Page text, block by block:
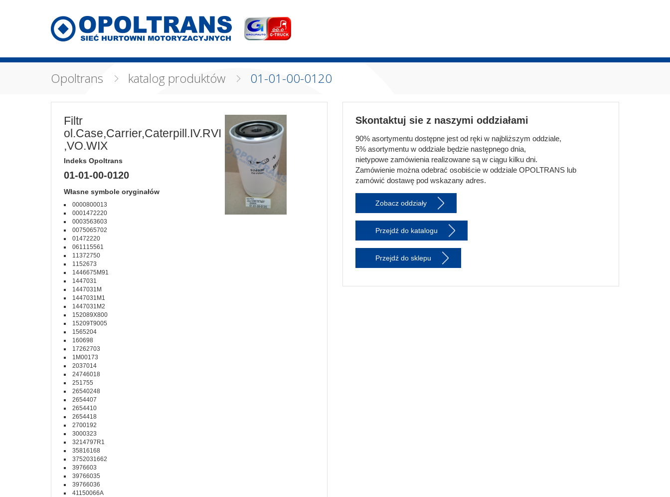
Opoltrans katalog produktów 01-01-00-0120
Filtr
ol.Case,Carrier,Caterpill.IV.RVI
,VO.WIX
Indeks Opoltrans
01-01-00-0120
Własne symbole oryginałów
0000800013
0001472220
0003563603
0075065702
01472220
061115561
11372750
1152673
1446675M91
1447031
1447031M
1447031M1
1447031M2
152089X800
15209T9005
1565204
160698
17262703
1M00173
2037014
24746018
251755
26540248
2654407
2654410
2654418
2700192
3000323
3214797R1
35816168
3752031662
3976603
39766035
39766036
41150066A
Skontaktuj sie z naszymi oddziałami
90% asortymentu dostępne jest od ręki w najbliższym oddziale,
5% asortymentu w oddziale będzie następnego dnia,
nietypowe zamówienia realizowane są w ciągu kilku dni.
Zamówienie można odebrać osobiście w oddziale OPOLTRANS lub
zamówić dostawę pod wskazany adres.
Zobacz oddziały
Przejdź do katalogu
Przejdź do sklepu